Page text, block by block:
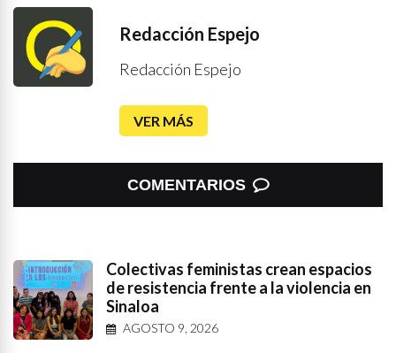
Redacción Espejo
Redacción Espejo
VER MÁS
COMENTARIOS
Colectivas feministas crean espacios
de resistencia frente a la violencia en
Sinaloa
AGOSTO 9, 2026